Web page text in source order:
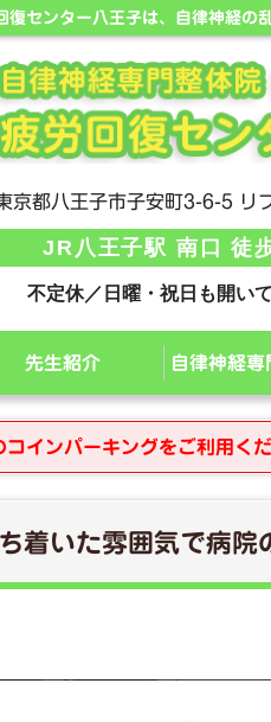
センター八王子は、自律神経の
京都八王子市子安町3-6-5 リ
JR八王子駅 南口 徒
不定休／日曜・祝日も開い
先生紹介 自律神経専
インパーキングをご利用く
着いた雰囲気で病院